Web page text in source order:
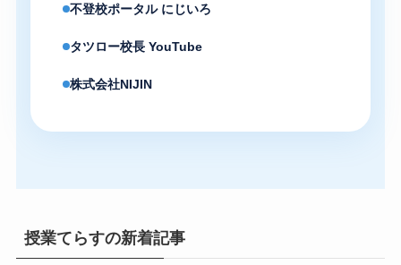
不登校ポータル にじいろ
タツロー校長 YouTube
株式会社NIJIN
授業てらすの新着記事